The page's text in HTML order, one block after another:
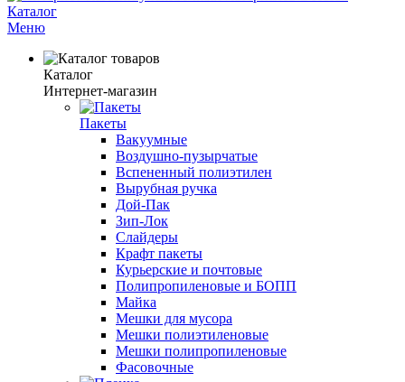
Каталог
Меню
Каталог
Интернет-магазин
Пакеты
Вакуумные
Воздушно-пузырчатые
Вспененный полиэтилен
Вырубная ручка
Дой-Пак
Зип-Лок
Слайдеры
Крафт пакеты
Курьерские и почтовые
Полипропиленовые и БОПП
Майка
Мешки для мусора
Мешки полиэтиленовые
Мешки полипропиленовые
Фасовочные